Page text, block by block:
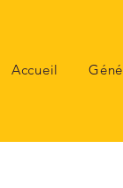
Accueil